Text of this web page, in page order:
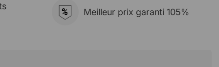
% Meilleur prix garanti 105%